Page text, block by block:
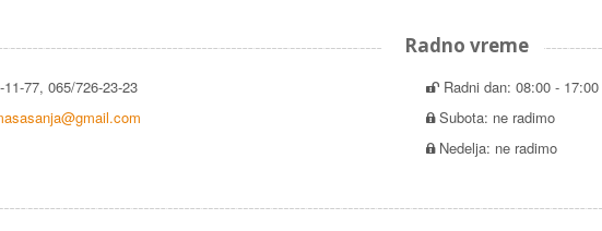
77, 065/726-23-23
Radno vreme
Radni dan: 08:00 - 17:00
Subota: ne radimo
Nedelja: ne radimo